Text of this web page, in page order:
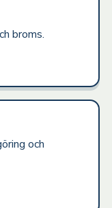
broms.
och